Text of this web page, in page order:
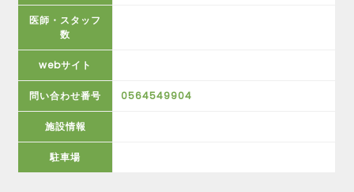
医師・スタッフ
数
webサイト
問い合わせ番号 0564549904
施設情報
駐車場